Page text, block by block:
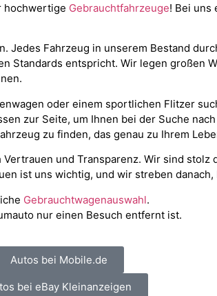
hochwertige Gebrauchtfahrzeuge! Bei uns
Jedes Fahrzeug in unserem Bestand
Standards entspricht. Wir legen großen
oder einem sportlichen Flitzer
zur Seite, um Ihnen bei der Suche
zu finden, das genau zu Ihrem
und Transparenz. Wir sind stolz
ist uns wichtig, und wir streben
Gebrauchtwagenauswahl.
nur einen Besuch entfernt ist.
Autos bei Mobile.de
bei eBay Kleinanzeigen